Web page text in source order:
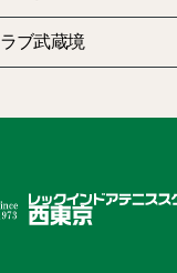
ブ武蔵境